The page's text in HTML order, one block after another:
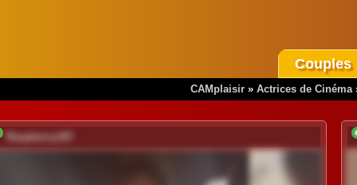
Couples
CAMplaisir » Actrices de Cinéma
Raspberry187